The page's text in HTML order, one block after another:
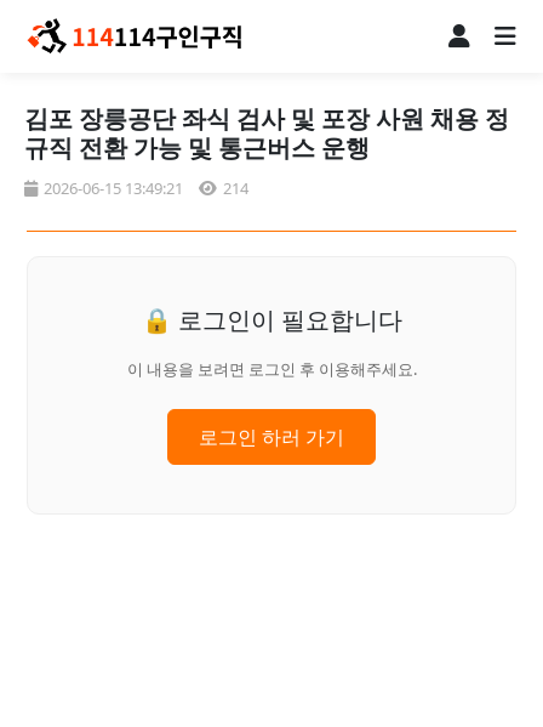
김포 장릉공단 좌식 검사 및 포장 사원 채용 정
규직 전환 가능 및 통근버스 운행
2026-06-15 13:49:21 214
🔒 로그인이 필요합니다
이 내용을 보려면 로그인 후 이용해주세요.
로그인 하러 가기